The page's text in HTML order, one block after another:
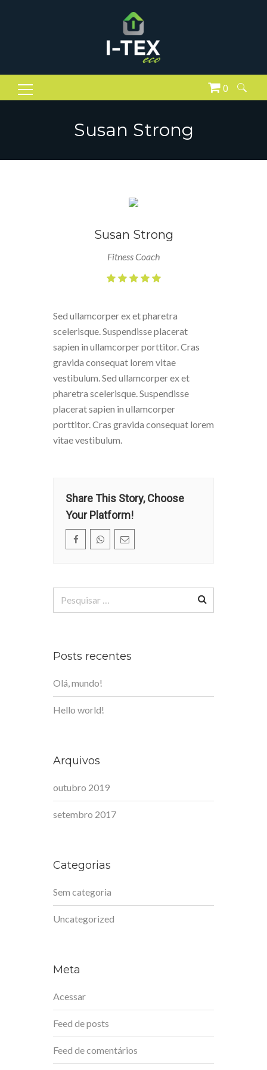
0
Pesquisar
Susan Strong
Susan Strong
Fitness Coach
Sed ullamcorper ex et pharetra
scelerisque. Suspendisse placerat
sapien in ullamcorper porttitor. Cras
gravida consequat lorem vitae
vestibulum. Sed ullamcorper ex et
pharetra scelerisque. Suspendisse
placerat sapien in ullamcorper
porttitor. Cras gravida consequat lorem
vitae vestibulum.
Share This Story, Choose
Your Platform!
Posts recentes
Olá, mundo!
Hello world!
Arquivos
outubro 2019
setembro 2017
Categorias
Sem categoria
Uncategorized
Meta
Acessar
Feed de posts
Feed de comentários